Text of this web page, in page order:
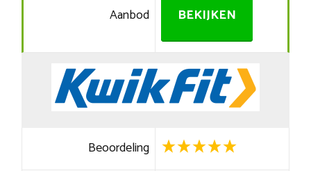
Aanbod BEKIJKEN
Beoordeling